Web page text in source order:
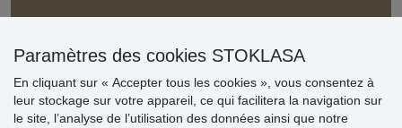
» Paramètres des cookies
» Livraison et paiement
» Règles de confidentialité
» Questions fréquentes
Paramètres des cookies STOKLASA
En cliquant sur « Accepter tous les cookies », vous consentez à
leur stockage sur votre appareil, ce qui facilitera la navigation sur
le site, l’analyse de l’utilisation des données ainsi que notre